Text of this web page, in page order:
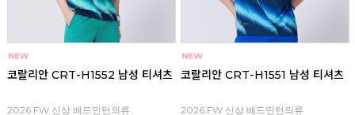
코랄리안 CRT-H1552 남성 티셔츠
2026 FW 신상 배드민턴의류
코랄리안 CRT-H1551 남성 티셔츠
2026 FW 신상 배드민턴의류